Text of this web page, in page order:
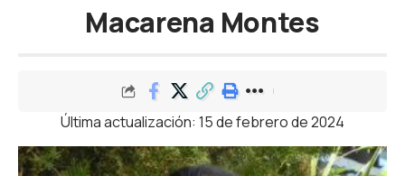
Macarena Montes
Última actualización: 15 de febrero de 2024